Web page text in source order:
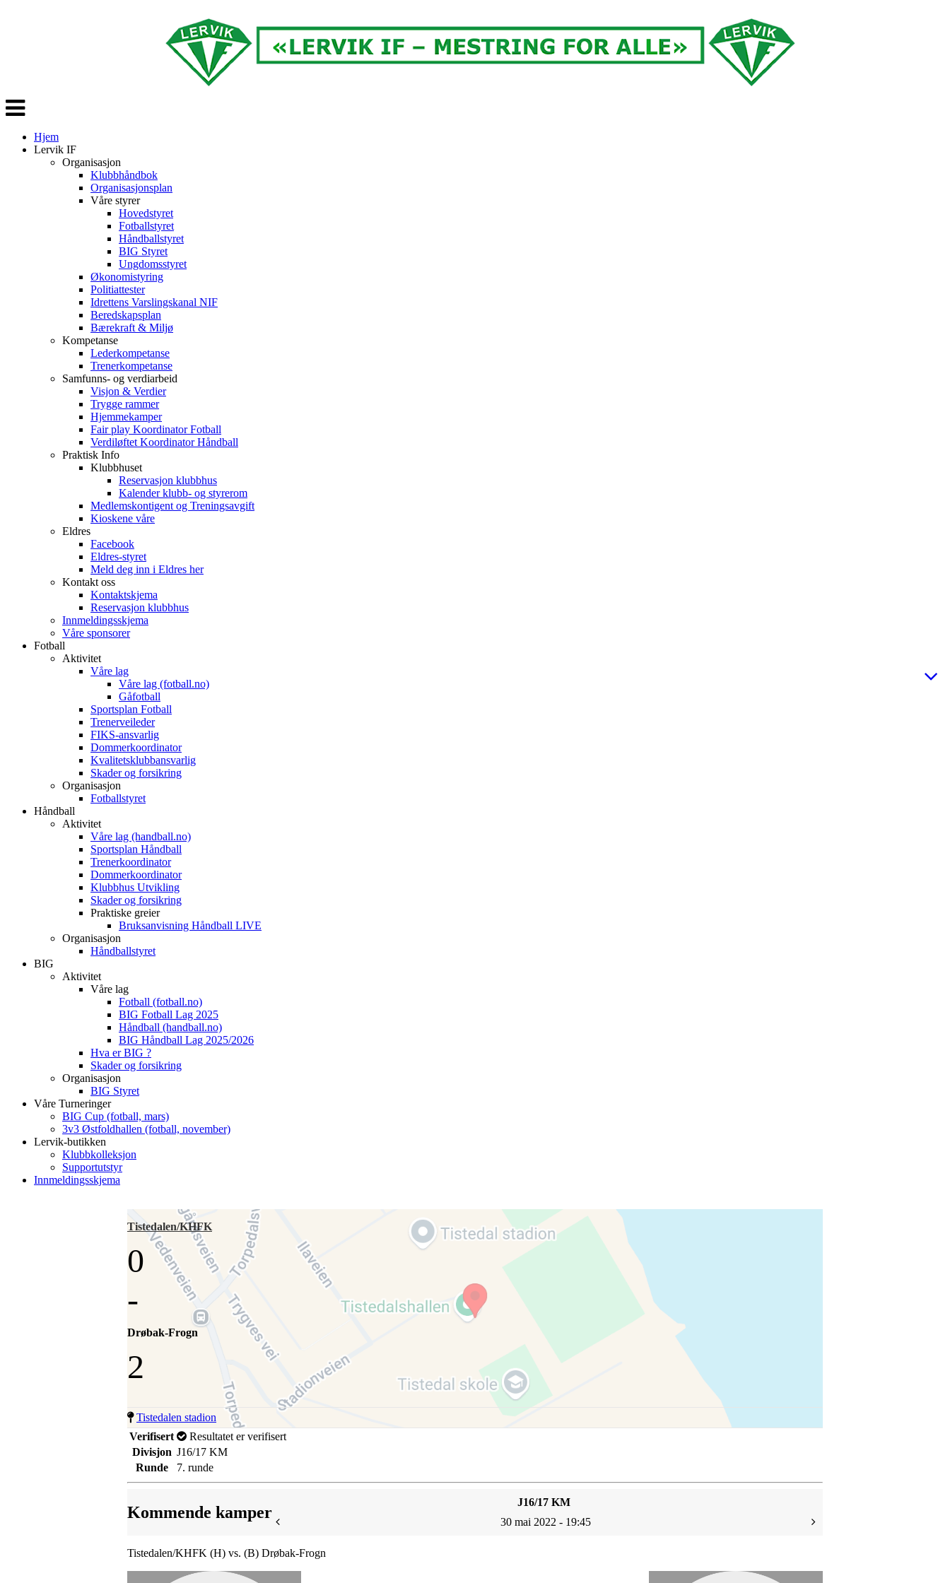
Veksle
navigasjon
Hjem
Lervik IF
Organisasjon
Klubbhåndbok
Organisasjonsplan
Våre styrer
Hovedstyret
Fotballstyret
Håndballstyret
BIG Styret
Ungdomsstyret
Økonomistyring
Politiattester
Idrettens Varslingskanal NIF
Beredskapsplan
Bærekraft & Miljø
Kompetanse
Lederkompetanse
Trenerkompetanse
Samfunns- og verdiarbeid
Visjon & Verdier
Trygge rammer
Hjemmekamper
Fair play Koordinator Fotball
Verdiløftet Koordinator Håndball
Praktisk Info
Klubbhuset
Reservasjon klubbhus
Kalender klubb- og styrerom
Medlemskontigent og Treningsavgift
Kioskene våre
Eldres
Facebook
Eldres-styret
Meld deg inn i Eldres her
Kontakt oss
Kontaktskjema
Reservasjon klubbhus
Innmeldingsskjema
Våre sponsorer
Fotball
Aktivitet
Våre lag
Våre lag (fotball.no)
Gåfotball
Sportsplan Fotball
Trenerveileder
FIKS-ansvarlig
Dommerkoordinator
Kvalitetsklubbansvarlig
Skader og forsikring
Organisasjon
Fotballstyret
Håndball
Aktivitet
Våre lag (handball.no)
Sportsplan Håndball
Trenerkoordinator
Dommerkoordinator
Klubbhus Utvikling
Skader og forsikring
Praktiske greier
Bruksanvisning Håndball LIVE
Organisasjon
Håndballstyret
BIG
Aktivitet
Våre lag
Fotball (fotball.no)
BIG Fotball Lag 2025
Håndball (handball.no)
BIG Håndball Lag 2025/2026
Hva er BIG ?
Skader og forsikring
Organisasjon
BIG Styret
Våre Turneringer
BIG Cup (fotball, mars)
3v3 Østfoldhallen (fotball, november)
Lervik-butikken
Klubbkolleksjon
Supportutstyr
Innmeldingsskjema
Tistedalen/KHFK
0
-
Drøbak-Frogn
2
Tistedalen stadion
Verifisert
Resultatet er verifisert
Divisjon J16/17 KM
Runde
7. runde
Kommende kamper
J16/17 KM
30 mai 2022 - 19:45
Tistedalen/KHFK (H) vs. (B) Drøbak-Frogn